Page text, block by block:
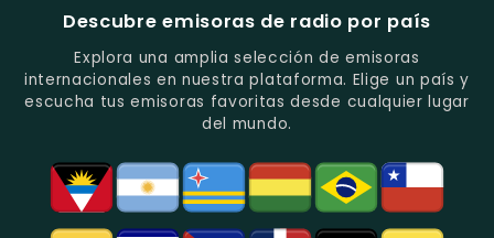
Música
Del
Recuerdo
En
Quito.
Estación
De
Los
Deportes
En
Guayaquil.
Populares
Y
Folclore
En
Azogues.
Descubre emisoras de radio por país
Explora una amplia selección de emisoras
internacionales en nuestra plataforma. Elige un país y
escucha tus emisoras favoritas desde cualquier lugar
del mundo.